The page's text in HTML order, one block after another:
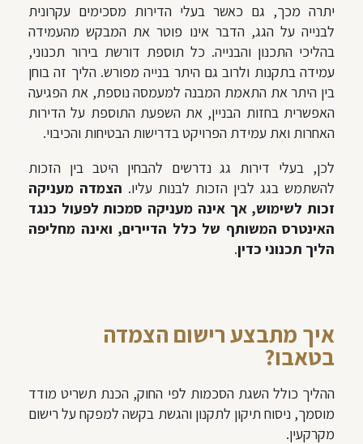
יתרה מכך, גם כאשר בעלי הדירות מסכימים עקרונית
לבנייה על הגג, הדבר אינו פוטר את המבקש מהעמידה
בהליכי התכנון והבנייה. כל תוספת דורשת בירור תכנוני,
עמידה בתקנות ולרוב גם היתר בנייה מפורש. הליך זה בוחן
בין היתר את התאמת המבנה למעמסה נוספת, את הפגיעה
האפשרית בחזות הבניין, את השפעת התוספת על הדירות
האחרות ואת עמידת הפרויקט בדרישות הבטיחות והכיבוי.
לכן, בעלי דירות גג נדרשים להבחין היטב בין הזכות
להשתמש בגג לבין הזכות לבנות עליו. הצמדה מעניקה
זכות לשימוש, אך אינה מעניקה סמכות לפעול כנגד
האינטרס המשותף של כלל הדיירים, ואינה מחליפה
הליך תכנוני כדין.
איך מתבצע רישום הצמדה
בטאבו?
ההליך כולל השגת הסכמות לפי החוק, הכנת תשריט מודד
מוסמך, ניסוח תיקון לתקנון והגשת בקשה למפקח על רישום
מקרקעין.